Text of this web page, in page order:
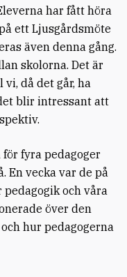
har fått höra
ett Ljusgårdsmöte
även denna gång.
skolorna. Det är
då det går, ha
blir intressant att
fyra pedagoger
En vecka var de på
och våra
över den
hur pedagogerna